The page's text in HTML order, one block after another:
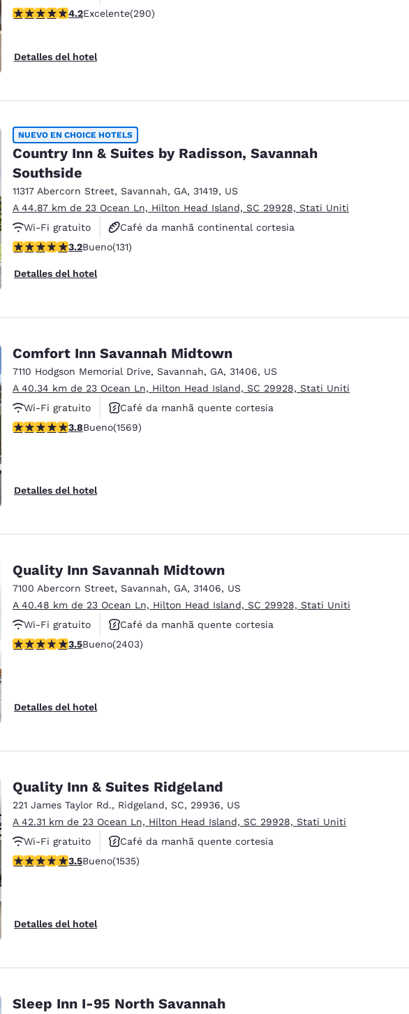
Não fumante
calificación de 4.21 estrellas. Excelente. 290 reseñas
4.2Excelente(290)
Detalles del hotel
NUEVO EN CHOICE HOTELS
Country Inn & Suites by Radisson, Savannah
Southside
11317 Abercorn Street, Savannah, GA, 31419, US
A 44.87 km de 23 Ocean Ln, Hilton Head Island, SC 29928, Stati Uniti
Wi-Fi gratuito
Café da manhã continental cortesia
Aceita animais de estimação
calificación de 3.18 estrellas. Bueno. 131 reseñas
3.2Bueno(131)
Detalles del hotel
Comfort Inn Savannah Midtown
7110 Hodgson Memorial Drive, Savannah, GA, 31406, US
A 40.34 km de 23 Ocean Ln, Hilton Head Island, SC 29928, Stati Uniti
Wi-Fi gratuito
Café da manhã quente cortesia
Piscina externa
calificación de 3.75 estrellas. Bueno. 1569 reseñas
3.8Bueno(1569)
Detalles del hotel
Quality Inn Savannah Midtown
7100 Abercorn Street, Savannah, GA, 31406, US
A 40.48 km de 23 Ocean Ln, Hilton Head Island, SC 29928, Stati Uniti
Wi-Fi gratuito
Café da manhã quente cortesia
Aceita animais de estimação
calificación de 3.46 estrellas. Bueno. 2403 reseñas
3.5Bueno(2403)
Detalles del hotel
Quality Inn & Suites Ridgeland
221 James Taylor Rd., Ridgeland, SC, 29936, US
A 42.31 km de 23 Ocean Ln, Hilton Head Island, SC 29928, Stati Uniti
Wi-Fi gratuito
Café da manhã quente cortesia
Aceita animais de estimação
calificación de 3.48 estrellas. Bueno. 1535 reseñas
3.5Bueno(1535)
Detalles del hotel
Sleep Inn I-95 North Savannah